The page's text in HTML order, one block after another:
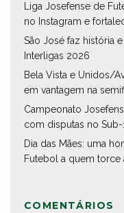
Liga Josefense de
no Instagram e
São José faz história
Interligas 2026
Bela Vista e Unidos/
em vantagem na
Campeonato
com disputas no Sub-
Dia das Mães: uma
Futebol a quem
COMENTÁRIOS